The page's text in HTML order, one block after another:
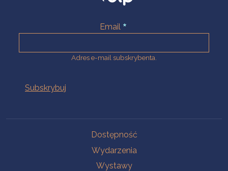
Email
Adres e-mail subskrybenta.
Dostępność
Wydarzenia
Wystawy